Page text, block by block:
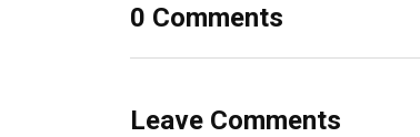
0 Comments
Leave Comments